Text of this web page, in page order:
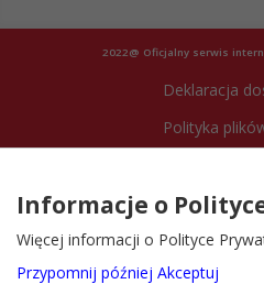
2022@ Oficjalny serwis
Deklaracja
Polityka
Informacje o
Więcej informacji o Polityce
Przypomnij później Akceptuj